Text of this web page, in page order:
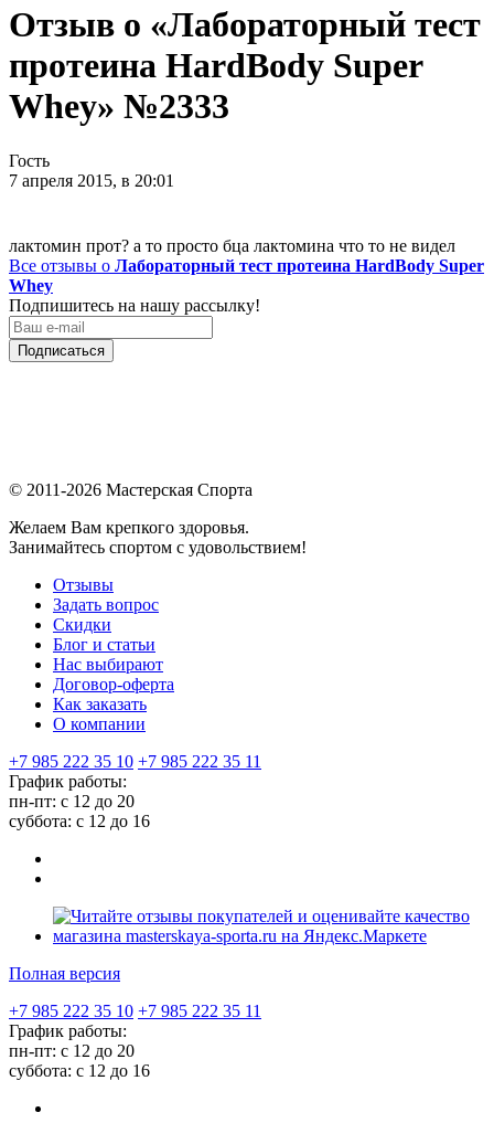
Отзыв о «Лабораторный тест
протеина HardBody Super
Whey» №2333
Гость
7 апреля 2015, в 20:01
лактомин прот? а то просто бца лактомина что то не видел
Все отзывы о Лабораторный тест протеина HardBody Super
Whey
Подпишитесь на нашу рассылку!
Подписаться
© 2011-2026 Мастерская Спорта
Желаем Вам крепкого здоровья.
Занимайтесь спортом с удовольствием!
Отзывы
Задать вопрос
Скидки
Блог и статьи
Нас выбирают
Договор-оферта
Как заказать
О компании
+7 985 222 35 10 +7 985 222 35 11
График работы:
пн-пт: с 12 до 20
суббота: c 12 до 16
Полная версия
+7 985 222 35 10 +7 985 222 35 11
График работы:
пн-пт: с 12 до 20
суббота: c 12 до 16